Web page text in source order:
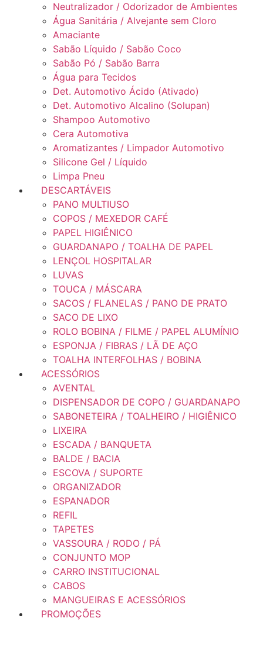
Neutralizador / Odorizador de Ambientes
Água Sanitária / Alvejante sem Cloro
Amaciante
Sabão Líquido / Sabão Coco
Sabão Pó / Sabão Barra
Água para Tecidos
Det. Automotivo Ácido (Ativado)
Det. Automotivo Alcalino (Solupan)
Shampoo Automotivo
Cera Automotiva
Aromatizantes / Limpador Automotivo
Silicone Gel / Líquido
Limpa Pneu
DESCARTÁVEIS
PANO MULTIUSO
COPOS / MEXEDOR CAFÉ
PAPEL HIGIÊNICO
GUARDANAPO / TOALHA DE PAPEL
LENÇOL HOSPITALAR
LUVAS
TOUCA / MÁSCARA
SACOS / FLANELAS / PANO DE PRATO
SACO DE LIXO
ROLO BOBINA / FILME / PAPEL ALUMÍNIO
ESPONJA / FIBRAS / LÃ DE AÇO
TOALHA INTERFOLHAS / BOBINA
ACESSÓRIOS
AVENTAL
DISPENSADOR DE COPO / GUARDANAPO
SABONETEIRA / TOALHEIRO / HIGIÊNICO
LIXEIRA
ESCADA / BANQUETA
BALDE / BACIA
ESCOVA / SUPORTE
ORGANIZADOR
ESPANADOR
REFIL
TAPETES
VASSOURA / RODO / PÁ
CONJUNTO MOP
CARRO INSTITUCIONAL
CABOS
MANGUEIRAS E ACESSÓRIOS
PROMOÇÕES